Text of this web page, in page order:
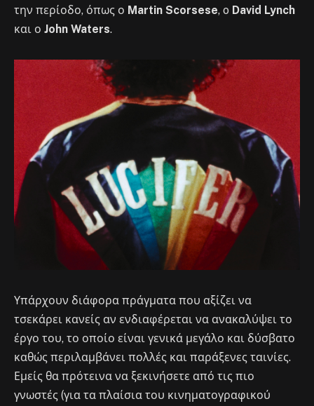
την περίοδο, όπως ο Martin Scorsese, o David Lynch
και ο John Waters.
Υπάρχουν διάφορα πράγματα που αξίζει να
τσεκάρει κανείς αν ενδιαφέρεται να ανακαλύψει το
έργο του, το οποίο είναι γενικά μεγάλο και δύσβατο
καθώς περιλαμβάνει πολλές και παράξενες ταινίες.
Εμείς θα πρότεινα να ξεκινήσετε από τις πιο
γνωστές (για τα πλαίσια του κινηματογραφικού